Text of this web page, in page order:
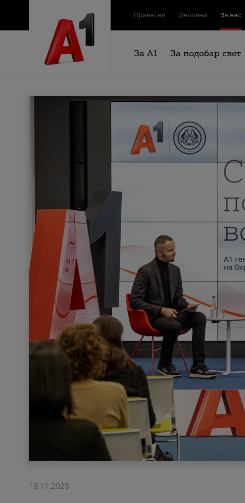
Приватни Деловни За нас
За А1 За подобар свет
19.11.2025